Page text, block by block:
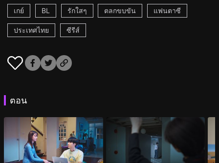
เกย์
BL รักใสๆ ตลกขบขัน แฟนตาซี
ประเทศไทย ซีรีส์
ตอน